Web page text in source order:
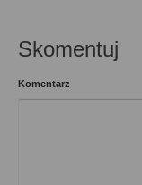
Skomentuj
Komentarz